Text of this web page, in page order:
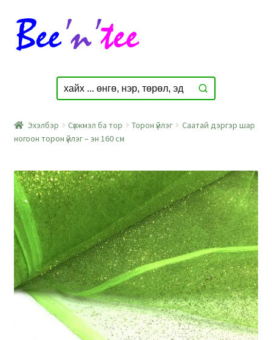
Skip
to
navigation
Skip
to
content
Эхэлбэр Сүлжмэл ба тор Торон үйлэг
Саатай дэргэр шар
ногоон торон үйлэг – эн 160 см